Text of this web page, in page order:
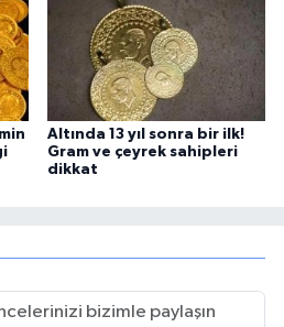
Altında 13 yıl sonra bir ilk!
Gram ve çeyrek sahipleri
dikkat